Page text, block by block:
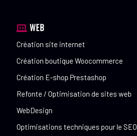
WEB
Création site internet
Création boutique Woocommerce
Création E-shop Prestashop
Refonte / Optimisation de sites web
WebDesign
Optimisations techniques pour le SEO